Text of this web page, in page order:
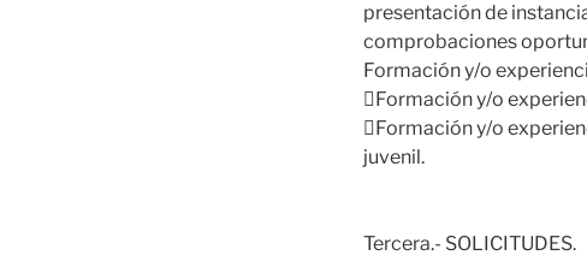
presentación de
comprobaciones
Formación y/o
Formación y/o
Formación y/o
juvenil.
Tercera.- SOLICITUDES.